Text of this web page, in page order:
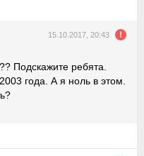
15.10.2017, 20:43
Подскажите ребята.
года. А я ноль в этом.